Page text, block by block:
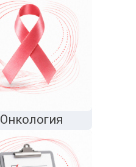
Онкология